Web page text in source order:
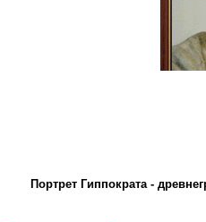
Портрет Гиппократа -